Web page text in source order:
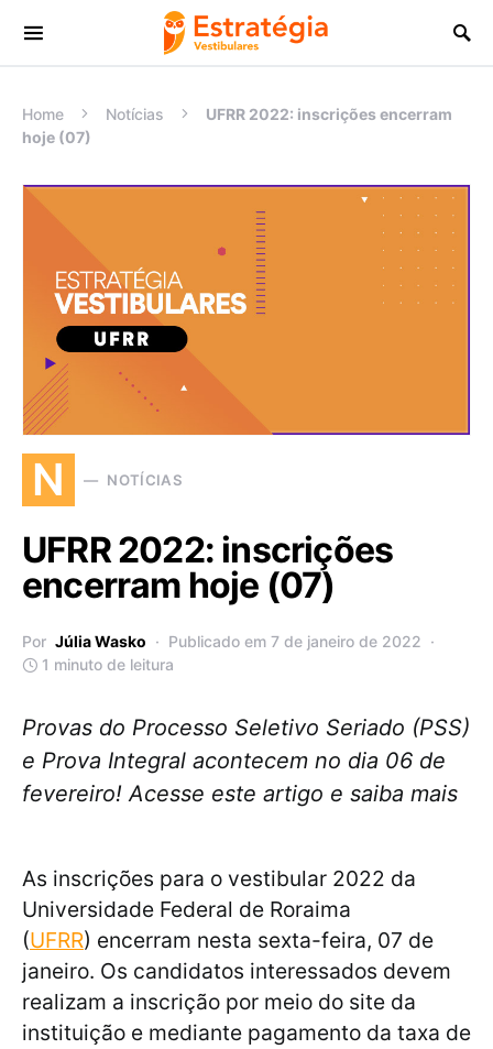
Procurar:
Home Notícias
UFRR 2022: inscrições encerram
hoje (07)
N NOTÍCIAS
UFRR 2022: inscrições
encerram hoje (07)
Por Júlia Wasko
Publicado em 7 de janeiro de 2022
1 minuto de leitura
Provas do Processo Seletivo Seriado (PSS)
e Prova Integral acontecem no dia 06 de
fevereiro! Acesse este artigo e saiba mais
As inscrições para o vestibular 2022 da
Universidade Federal de Roraima
(UFRR) encerram nesta sexta-feira, 07 de
janeiro. Os candidatos interessados devem
realizam a inscrição por meio do site da
instituição e mediante pagamento da taxa de